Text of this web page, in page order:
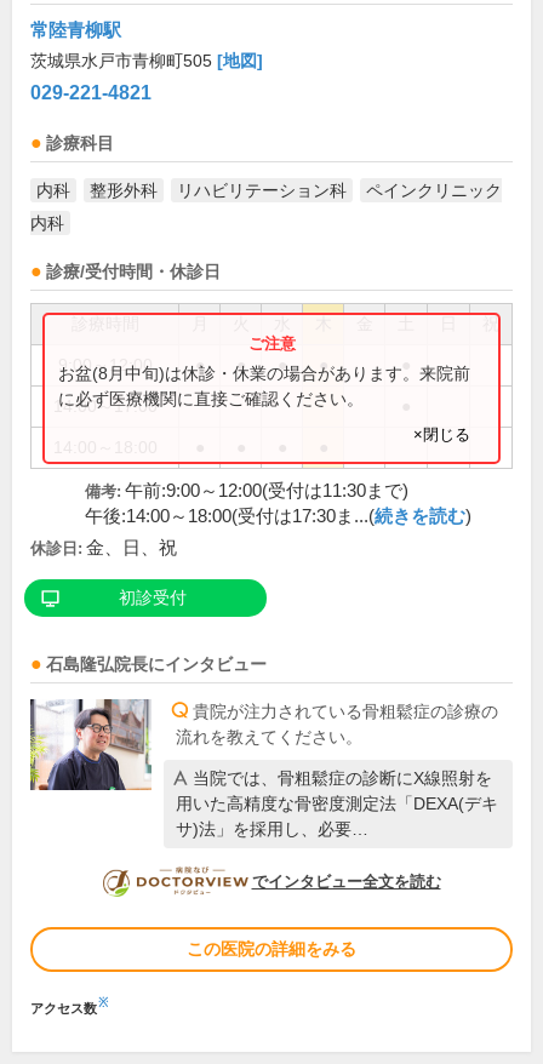
常陸青柳駅
茨城県水戸市青柳町505 [地図]
029-221-4821
診療科目
内科 整形外科 リハビリテーション科
ペインクリニック
内科
診療/受付時間・休診日
祝
9:00～12:00 ● ● ● ●
14:00～17:00
お盆(8月中旬)は休診・休業の場合があります。来院前
に必ず医療機関に直接ご確認ください。
×閉じる
備考: 午前:9:00～12:00(受付は11:30まで)
午後:14:00～18:00(受付は17:30ま...(続きを読む)
休診日: 金、日、祝
初診受付
石島隆弘院長にインタビュー
貴院が注力されている骨粗鬆症の診療の
流れを教えてください。
当院では、骨粗鬆症の診断にX線照射を
用いた高精度な骨密度測定法「DEXA(デキ
サ)法」を採用し、必要…
DOCTORVIEW
でインタビュー全文を読む
この医院の詳細をみる
アクセス数※